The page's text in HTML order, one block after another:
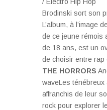
Brodinski sort son
L’album, à l’image
de ce jeune rémois
de 18 ans, est un
de choisir entre rap
THE HORRORS
waveLes
affranchis de leur
rock pour explorer